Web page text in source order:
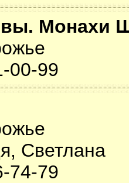
Монахи
00-99
Светлана
74-79